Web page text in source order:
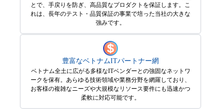
とで、手戻りを防ぎ、高品質なプロダクトを保証します。こ
れは、長年のテスト・品質保証の事業で培った当社の大きな
強みです。
豊富なベトナムITパートナー網
ベトナム全土に広がる多様なITベンダーとの強固なネットワ
ークを保有。あらゆる技術領域や業務分野を網羅しており、
お客様の複雑なニーズや大規模なリソース要件にも迅速かつ
柔軟に対応可能です。